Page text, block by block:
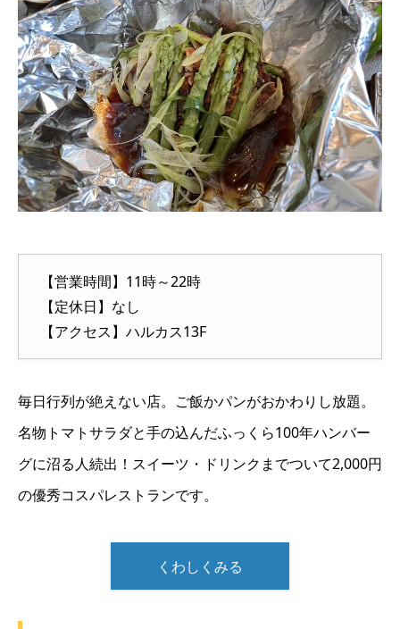
【営業時間】11時～22時
【定休日】なし
【アクセス】ハルカス13F
毎日行列が絶えない店。ご飯かパンがおかわりし放題。
名物トマトサラダと手の込んだふっくら100年ハンバー
グに沼る人続出！スイーツ・ドリンクまでついて2,000円
の優秀コスパレストランです。
くわしくみる